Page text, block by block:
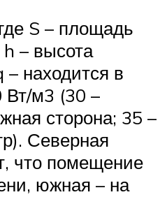
S – площадь
– высота
находится в
Вт/м3 (30 –
сторона; 35 –
Северная
что помещение
южная – на